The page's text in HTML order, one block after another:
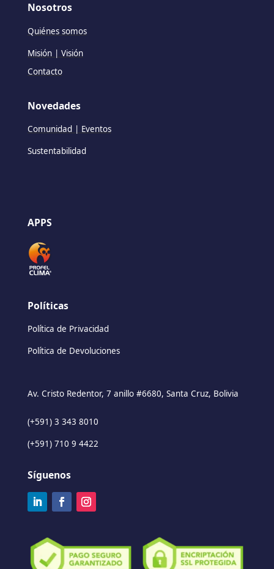
Nosotros
Quiénes somos
Misión | Visión
Contacto
Novedades
Comunidad | Eventos
Sustentabilidad
APPS
Políticas
Política de Privacidad
Política de Devoluciones
Av. Cristo Redentor, 7 anillo #6680, Santa Cruz, Bolivia
(+591) 3 343 8010
(+591) 710 9 4422
Síguenos